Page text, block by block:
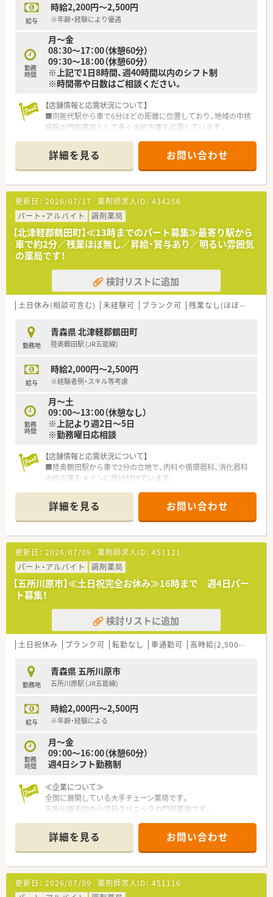
給与
時給2,200円～2,500円
※年齢・経験により優遇
勤務
時間
月～金
08：30～17：00（休憩60分）
09：30～18：00（休憩60分）
※上記で1日8時間、週40時間以内のシフト制
※時間帯や日数はご相談ください。
【店舗情報と応需状況について】
■向能代駅から車で6分ほどの距離に位置しており、地域の中核
病院の門前薬局として多くの処方箋を応需しています。
くの症例に触れながら知識を深められる環境です。
■1日平均75枚程度の処方箋を扱っており、在宅業務にも取り組
むなど地域医療の拠点としての役割を担っています。
【法人特徴について】
■秋田県能代市にて地域に根付いた経営を続けており、患者様一
人ひとりに寄り添ったサービス提供を最優先しています。
■大手チェーンにはない風通しの良さがあり、経営者との距離も
近く社員の意見を柔軟に取り入れてくれる社風が魅力です。
■経営基盤が安定しているため将来への不安が少なく、安心して
日々の業務に専念できる良好な就業環境が整っています。
【想定される業務内容】
■処方箋に基づいた正確な調剤業務をはじめとして、患者様の体
調や服薬状況に合わせた適切な服薬指導を行って頂きます。
の健康相談にも気軽に乗れる体制を構築しています。
■居宅や施設への在宅訪問業務も含まれるため、薬局内にとどま
らず多職種と連携しながら幅広く活躍できるお仕事です。
詳細を見る お問い合わせ
更新日： 2026/07/17 薬剤師求人ID： 434256
パート・アルバイト
調剤薬局
【北津軽郡鶴田町】≪13時までのパート募集≫最寄り駅から
車で約2分／残業ほぼ無し／昇給・賞与あり／明るい雰囲気
の薬局です！
検討リストに追加
土日休み(相談可含む) 未経験可 ブランク可 残業なし(ほぼなし含む)
勤務地
青森県 北津軽郡鶴田町
陸奥鶴田駅 (JR五能線)
給与
時給2,000円～2,500円
※経験者例・スキル等考慮
勤務
時間
月～土
09：00～13：00（休憩なし）
※上記より週2日～5日
※勤務曜日応相談
【店舗情報と応需状況について】
■陸奥鶴田駅から車で2分の立地で、内科や循環器科、消化器科
の処方箋をメインに受け付けています。
ックに合わせて丁寧に対応しています。
■薬局のスタッフ体制は薬剤師が常勤4名とパート4名、調剤事
務員が3名在籍して業務を行っています。
【法人特徴について】
■北海道と青森エリアを中心に17店舗の調剤薬局を展開し、地
域に深く根ざした運営を行う企業です。
■安心できる情報と思いやりあるサービスを提供し、地域の人々
の幸福に貢献することを信念としています。
■最新の調剤システムや機器を積極的に導入し、従業員がより働
きやすい環境作りに力を注いでいます。
【こんな方が活躍中】
■ライフスタイルに合わせて無理なく働きたい子育て世代や、扶
■ブランクから復職したスタッフも在籍しており、周囲の丁寧な
サポートを受けながら業務に励んでいます。
■常勤とパートがそれぞれの役割を全うしつつ、チームワークを
詳細を見る お問い合わせ
更新日： 2026/07/09 薬剤師求人ID： 451121
パート・アルバイト
調剤薬局
【五所川原市】≪土日祝完全お休み≫16時まで 週4日パー
ト募集！
検討リストに追加
土日祝休み ブランク可 転勤なし 車通勤可 高時給(2,500円以上)
勤務地
青森県 五所川原市
五所川原駅 (JR五能線)
給与
時給2,000円～2,500円
※年齢・経験による
勤務
時間
月～金
09：00～16：00（休憩60分）
週4日シフト勤務制
≪企業について≫
全国に展開している大手チェーン薬局です。
五所川原市内の小児科クリニックの門前薬局です。
就業時間も16時までなので子育て中の方、ご家庭のことも大切
にしたい方に大変オススメ。
最寄駅は五能線の五所川原駅。
閑静な住宅街に囲まれた、大きな時計のついた大変かわいらしい
薬局です。
詳細を見る お問い合わせ
更新日： 2026/07/09 薬剤師求人ID： 451116